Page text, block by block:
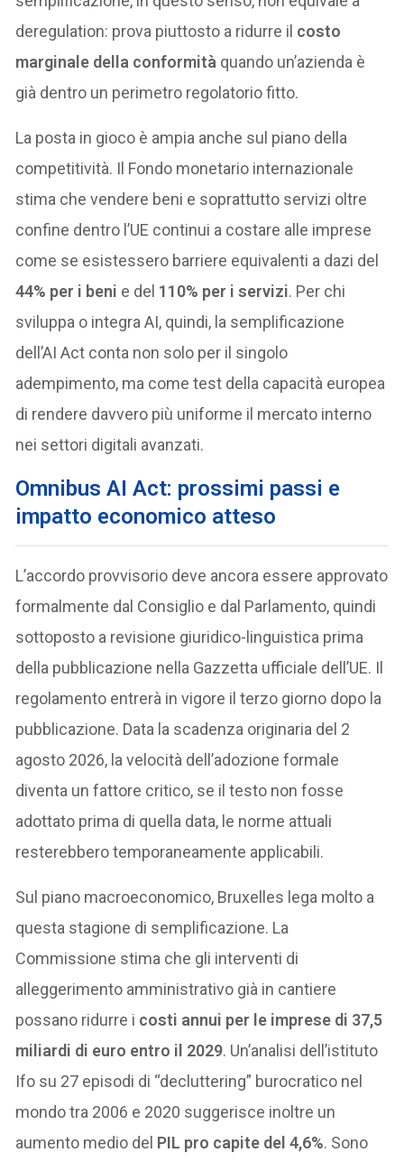
deregulation: prova piuttosto a ridurre il costo
marginale della conformità quando un’azienda è
già dentro un perimetro regolatorio fitto.
La posta in gioco è ampia anche sul piano della
competitività. Il Fondo monetario internazionale
stima che vendere beni e soprattutto servizi oltre
confine dentro l’UE continui a costare alle imprese
come se esistessero barriere equivalenti a dazi del
44% per i beni e del 110% per i servizi. Per chi
sviluppa o integra AI, quindi, la semplificazione
dell’AI Act conta non solo per il singolo
adempimento, ma come test della capacità europea
di rendere davvero più uniforme il mercato interno
nei settori digitali avanzati.
Omnibus AI Act: prossimi passi e
impatto economico atteso
L’accordo provvisorio deve ancora essere approvato
formalmente dal Consiglio e dal Parlamento, quindi
sottoposto a revisione giuridico-linguistica prima
della pubblicazione nella Gazzetta ufficiale dell’UE. Il
regolamento entrerà in vigore il terzo giorno dopo la
pubblicazione. Data la scadenza originaria del 2
agosto 2026, la velocità dell’adozione formale
diventa un fattore critico, se il testo non fosse
adottato prima di quella data, le norme attuali
resterebbero temporaneamente applicabili.
Sul piano macroeconomico, Bruxelles lega molto a
questa stagione di semplificazione. La
Commissione stima che gli interventi di
alleggerimento amministrativo già in cantiere
possano ridurre i costi annui per le imprese di 37,5
miliardi di euro entro il 2029. Un’analisi dell’istituto
Ifo su 27 episodi di “decluttering” burocratico nel
mondo tra 2006 e 2020 suggerisce inoltre un
aumento medio del PIL pro capite del 4,6%. Sono